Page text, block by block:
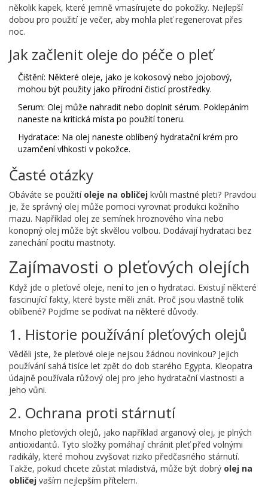
několik kapek, které jemně vmasírujete do pokožky. Nejlepší
dobou pro použití je večer, aby mohla pleť regenerovat přes
noc.
Jak začlenit oleje do péče o pleť
Čištění: Některé oleje, jako je kokosový nebo jojobový,
mohou být použity jako přírodní čisticí prostředky.
Serum: Olej může nahradit nebo doplnit sérum. Poklepáním
naneste na kritická místa po použití toneru.
Hydratace: Na olej naneste oblíbený hydratační krém pro
uzamčení vlhkosti v pokožce.
Časté otázky
Obáváte se použití oleje na obličej kvůli mastné pleti? Pravdou
je, že správný olej může pomoci vyrovnat produkci kožního
mazu. Například olej ze semínek hroznového vína nebo
konopný olej může být skvělou volbou. Dodávají hydrataci bez
zanechání pocitu mastnoty.
Zajímavosti o pleťových olejích
Když jde o pleťové oleje, není to jen o hydrataci. Existují některé
fascinující fakty, které byste měli znát. Proč jsou vlastně tolik
oblíbené? Pojďme se podívat na některé důvody.
1. Historie používání pleťových olejů
Věděli jste, že pleťové oleje nejsou žádnou novinkou? Jejich
používání sahá tisíce let zpět do dob starého Egypta. Kleopatra
údajně používala růžový olej pro jeho hydratační vlastnosti a
jeho vůni.
2. Ochrana proti stárnutí
Mnoho pleťových olejů, jako například arganový olej, je plných
antioxidantů. Tyto složky pomáhají chránit pleť před volnými
radikály, které mohou zvyšovat riziko předčasného stárnutí.
Takže, pokud chcete zůstat mladistvá, může být dobrý olej na
obličej vaším nejlepším přítelem.